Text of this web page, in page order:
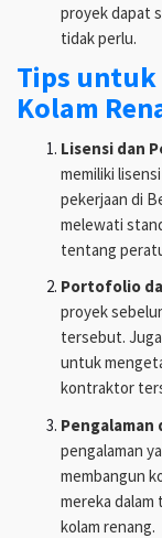
proyek dapat
tidak perlu.
Tips
Kolam
Lisensi dan
memiliki
pekerjaan di
melewati
tentang
Portofolio
proyek
tersebut.
untuk
kontraktor
Pengalaman
pengalaman
membangun
mereka
kolam renang.